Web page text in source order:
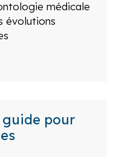
médicale
évolutions
guide pour